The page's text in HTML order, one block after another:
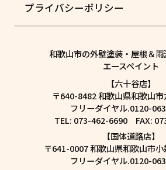
プライバシーポリシー
和歌山市の外壁塗装・屋根＆
エースペイント
【六十谷店】
〒640-8482 和歌山県和歌山
フリーダイヤル.0120-
TEL: 073-462-6690 FAX:
【国体道路店】
〒641-0007 和歌山県和歌山市
フリーダイヤル.0120-